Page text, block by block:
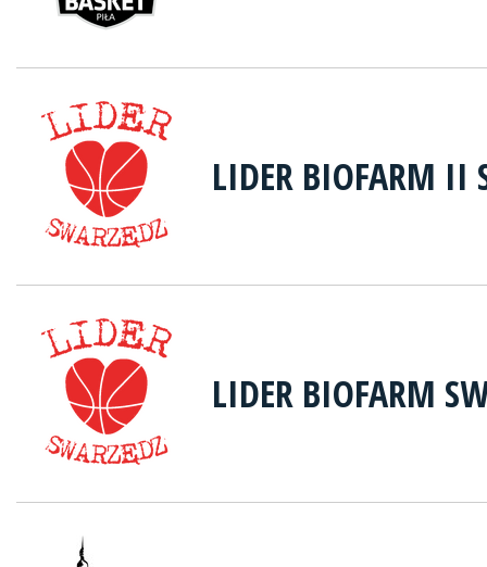
LIDER BIOFARM II
LIDER BIOFARM